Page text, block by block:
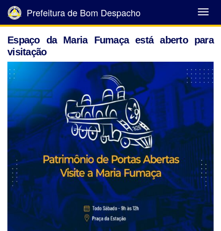
Abrir
Menu
Prefeitura de Bom Despacho
Espaço da Maria Fumaça está aberto para
visitação